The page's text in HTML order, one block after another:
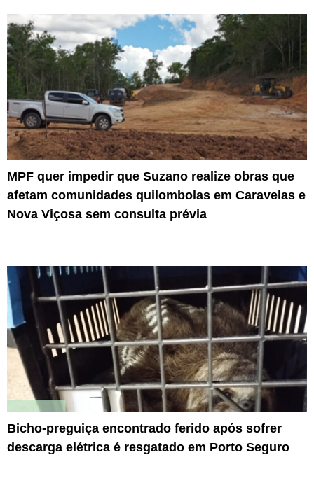
MPF quer impedir que Suzano realize obras que
afetam comunidades quilombolas em Caravelas e
Nova Viçosa sem consulta prévia
Bicho-preguiça encontrado ferido após sofrer
descarga elétrica é resgatado em Porto Seguro